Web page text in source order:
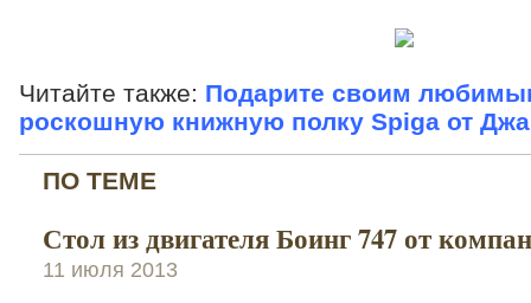
Читайте также: Подарите своим
роскошную книжную полку Spiga от
ПО ТЕМЕ
Стол из двигателя Боинг 747 от
11 июля 2013